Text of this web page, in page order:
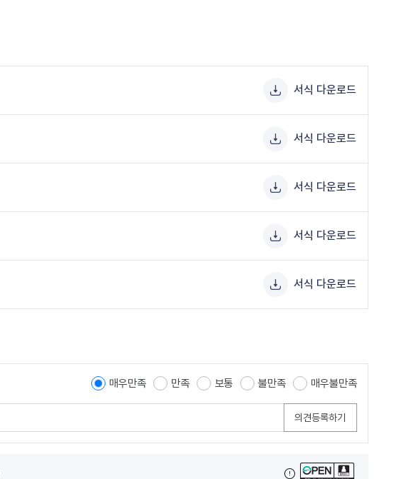
서식 다운로드
서식 다운로드
서식 다운로드
서식 다운로드
서식 다운로드
매우만족 만족 보통 불만족 매우불만족
의견등록하기